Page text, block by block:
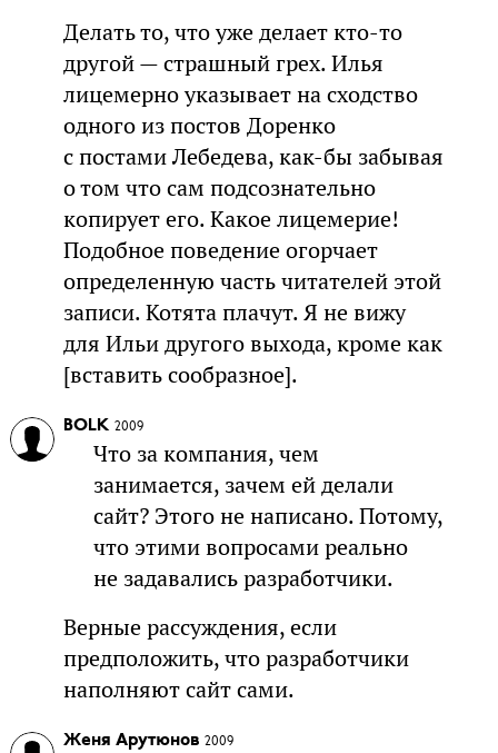
Делать то, что уже делает кто-то
другой — страшный грех. Илья
лицемерно указывает на сходство
одного из постов Доренко
с постами Лебедева, как-бы забывая
о том что сам подсознательно
копирует его. Какое лицемерие!
Подобное поведение огорчает
определенную часть читателей этой
записи. Котята плачут. Я не вижу
для Ильи другого выхода, кроме как
[вставить сообразное].
BOLK 2009
Что за компания, чем
занимается, зачем ей делали
сайт? Этого не написано. Потому,
что этими вопросами реально
не задавались разработчики.
Верные рассуждения, если
предположить, что разработчики
наполняют сайт сами.
Женя Арутюнов 2009